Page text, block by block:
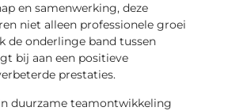
en samenwerking, deze
niet alleen professionele groei
de onderlinge band tussen
bij aan een positieve
prestaties.
duurzame teamontwikkeling